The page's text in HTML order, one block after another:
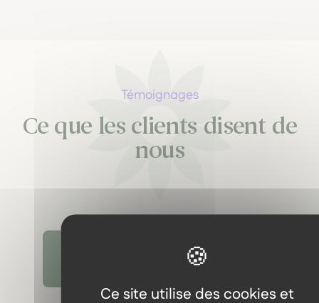
Ce site utilise des cookies et
Témoignages
Ce que les clients disent de
nous
Découvrir tous les témoignages